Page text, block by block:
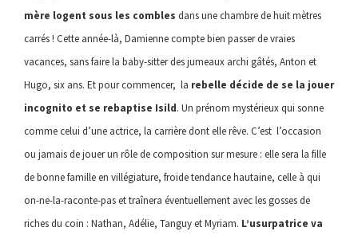
mère logent sous les combles dans une chambre de huit mètres
carrés ! Cette année-là, Damienne compte bien passer de vraies
vacances, sans faire la baby-sitter des jumeaux archi gâtés, Anton et
Hugo, six ans. Et pour commencer, la rebelle décide de se la jouer
incognito et se rebaptise Isild. Un prénom mystérieux qui sonne
comme celui d’une actrice, la carrière dont elle rêve. C’est l’occasion
ou jamais de jouer un rôle de composition sur mesure : elle sera la fille
de bonne famille en villégiature, froide tendance hautaine, celle à qui
on-ne-la-raconte-pas et traînera éventuellement avec les gosses de
riches du coin : Nathan, Adélie, Tanguy et Myriam. L’usurpatrice va